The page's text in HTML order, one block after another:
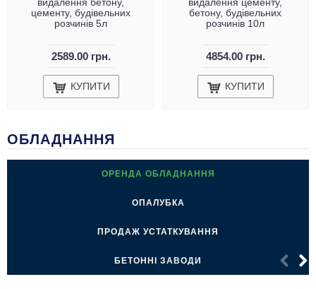
цементу, будівельних
розчинів 5л
2589.00 грн.
КУПИТИ
бетону, будівельних
розчинів 10л
4854.00 грн.
КУПИТИ
ОБЛАДНАННЯ
ОРЕНДА ОБЛАДНАННЯ
ОПАЛУБКА
ПРОДАЖ УСТАТКУВАННЯ
БЕТОННI ЗАВОДИ